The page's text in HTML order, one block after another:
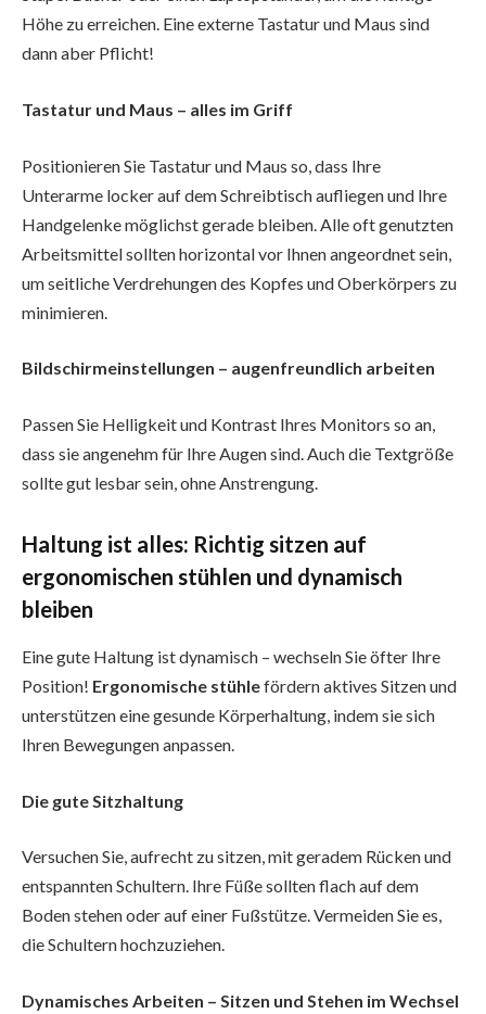
Höhe zu erreichen. Eine externe Tastatur und Maus sind
dann aber Pflicht!
Tastatur und Maus – alles im Griff
Positionieren Sie Tastatur und Maus so, dass Ihre
Unterarme locker auf dem Schreibtisch aufliegen und Ihre
Handgelenke möglichst gerade bleiben. Alle oft genutzten
Arbeitsmittel sollten horizontal vor Ihnen angeordnet sein,
um seitliche Verdrehungen des Kopfes und Oberkörpers zu
minimieren.
Bildschirmeinstellungen – augenfreundlich arbeiten
Passen Sie Helligkeit und Kontrast Ihres Monitors so an,
dass sie angenehm für Ihre Augen sind. Auch die Textgröße
sollte gut lesbar sein, ohne Anstrengung.
Haltung ist alles: Richtig sitzen auf
ergonomischen stühlen und dynamisch
bleiben
Eine gute Haltung ist dynamisch – wechseln Sie öfter Ihre
Position! Ergonomische stühlefördern aktives Sitzen und
unterstützen eine gesunde Körperhaltung, indem sie sich
Ihren Bewegungen anpassen.
Die gute Sitzhaltung
Versuchen Sie, aufrecht zu sitzen, mit geradem Rücken und
entspannten Schultern. Ihre Füße sollten flach auf dem
Boden stehen oder auf einer Fußstütze. Vermeiden Sie es,
die Schultern hochzuziehen.
Dynamisches Arbeiten – Sitzen und Stehen im Wechsel